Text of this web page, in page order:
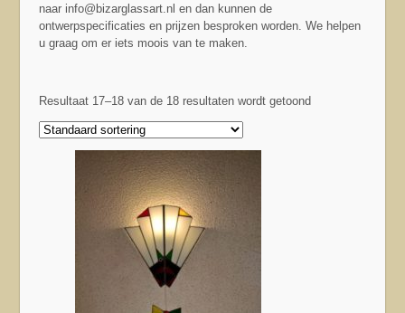
naar info@bizarglassart.nl en dan kunnen de
ontwerpspecificaties en prijzen besproken worden. We helpen
u graag om er iets moois van te maken.
Resultaat 17–18 van de 18 resultaten wordt getoond